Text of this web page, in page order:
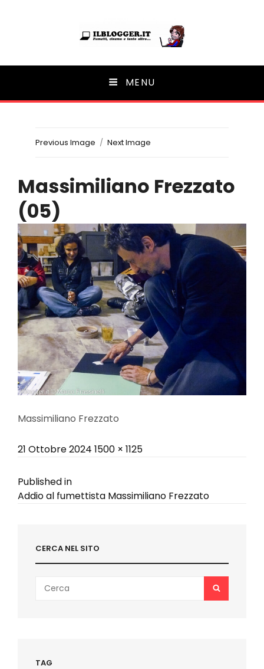
Ilblogger.it
Il portalino di blog | MENU
Previous Image Next Image
Massimiliano Frezzato
(05)
Massimiliano Frezzato
Posted
21 Ottobre 2024 Full
1500 × 1125
Navigazione
Published in
Addio al fumettista Massimiliano Frezzato
CERCA NEL SITO
for:
SEARCH
TAG